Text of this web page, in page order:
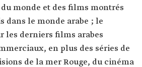
monde et des films montrés
dans le monde arabe ; le
les derniers films arabes
en plus des séries de
de la mer Rouge, du cinéma